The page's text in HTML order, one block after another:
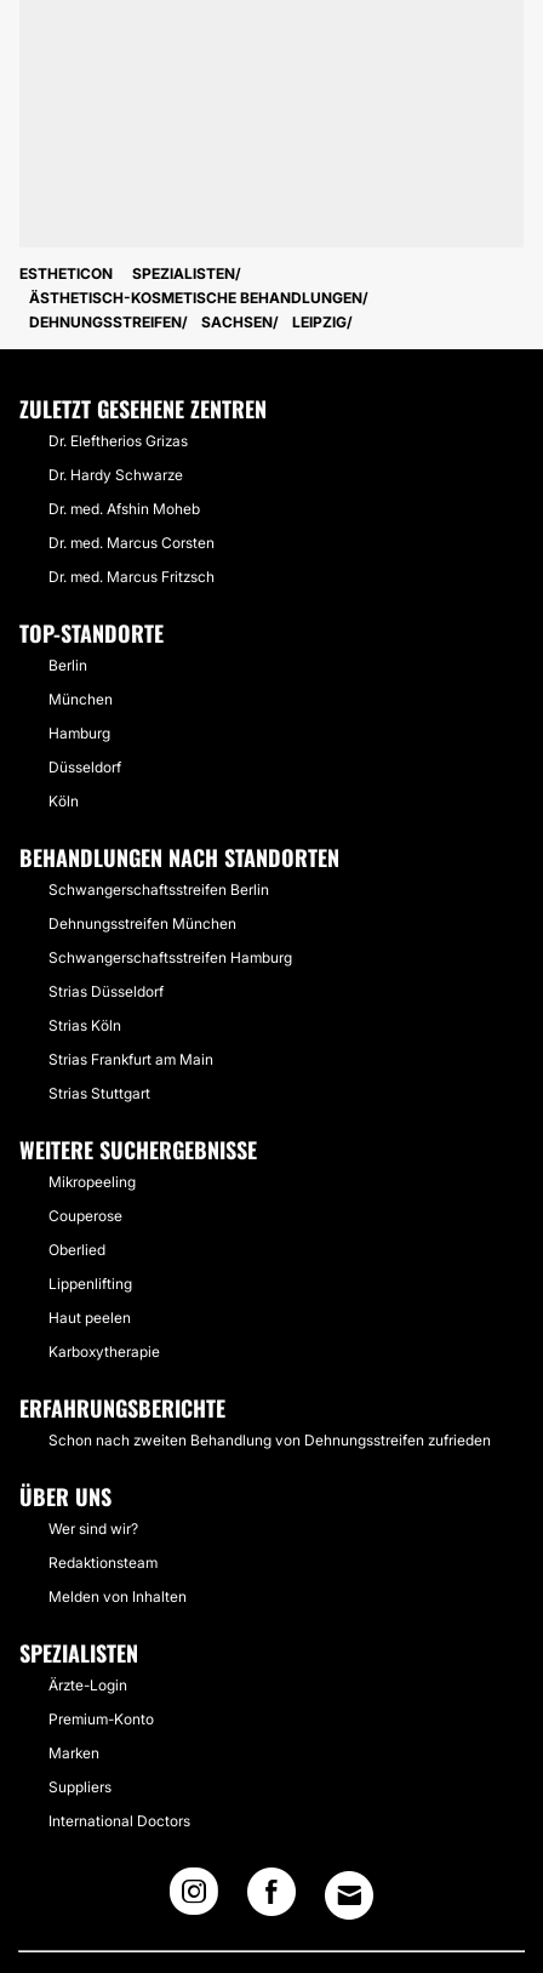
ESTHETICON
SPEZIALISTEN
ÄSTHETISCH-KOSMETISCHE BEHANDLUNGEN
DEHNUNGSSTREIFEN
SACHSEN LEIPZIG
ZULETZT GESEHENE ZENTREN
Dr. Eleftherios Grizas
Dr. Hardy Schwarze
Dr. med. Afshin Moheb
Dr. med. Marcus Corsten
Dr. med. Marcus Fritzsch
TOP-STANDORTE
Berlin
München
Hamburg
Düsseldorf
Köln
BEHANDLUNGEN NACH STANDORTEN
Schwangerschaftsstreifen Berlin
Dehnungsstreifen München
Schwangerschaftsstreifen Hamburg
Strias Düsseldorf
Strias Köln
Strias Frankfurt am Main
Strias Stuttgart
WEITERE SUCHERGEBNISSE
Mikropeeling
Couperose
Oberlied
Lippenlifting
Haut peelen
Karboxytherapie
ERFAHRUNGSBERICHTE
Schon nach zweiten Behandlung von Dehnungsstreifen zufrieden
ÜBER UNS
Wer sind wir?
Redaktionsteam
Melden von Inhalten
SPEZIALISTEN
Ärzte-Login
Premium-Konto
Marken
Suppliers
International Doctors